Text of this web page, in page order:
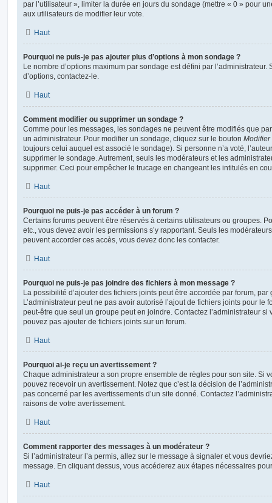
par l’utilisateur », limiter la durée en jours du sondage (mettre « 0 » pour
aux utilisateurs de modifier leur vote.
Haut
Pourquoi ne puis-je pas ajouter plus d’options à mon sondage ?
Le nombre d’options maximum par sondage est défini par l’administrateur.
d’options, contactez-le.
Haut
Comment modifier ou supprimer un sondage ?
Comme pour les messages, les sondages ne peuvent être modifiés que
un administrateur. Pour modifier un sondage, cliquez sur le bouton Modifier
toujours celui auquel est associé le sondage). Si personne n’a voté,
supprimer le sondage. Autrement, seuls les modérateurs et les
supprimer. Ceci pour empêcher le trucage en changeant les intitulés en
Haut
Pourquoi ne puis-je pas accéder à un forum ?
Certains forums peuvent être réservés à certains utilisateurs ou groupes.
etc., vous devez avoir les permissions s’y rapportant. Seuls les
peuvent accorder ces accès, vous devez donc les contacter.
Haut
Pourquoi ne puis-je pas joindre des fichiers à mon message ?
La possibilité d’ajouter des fichiers joints peut être accordée par forum, par
L’administrateur peut ne pas avoir autorisé l’ajout de fichiers joints pour le
peut-être que seul un groupe peut en joindre. Contactez l’administrateur
pouvez pas ajouter de fichiers joints sur un forum.
Haut
Pourquoi ai-je reçu un avertissement ?
Chaque administrateur a son propre ensemble de règles pour son site. Si
pouvez recevoir un avertissement. Notez que c’est la décision de
pas concerné par les avertissements d’un site donné. Contactez
raisons de votre avertissement.
Haut
Comment rapporter des messages à un modérateur ?
Si l’administrateur l’a permis, allez sur le message à signaler et vous
message. En cliquant dessus, vous accéderez aux étapes nécessaires
Haut